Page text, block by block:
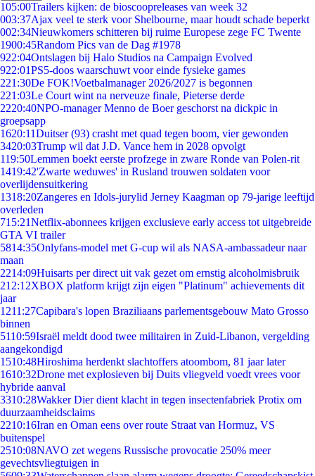
105:00Trailers kijken: de bioscoopreleases van week 32
003:37Ajax veel te sterk voor Shelbourne, maar houdt schade beperkt
002:34Nieuwkomers schitteren bij ruime Europese zege FC Twente
1900:45Random Pics van de Dag #1978
922:04Ontslagen bij Halo Studios na Campaign Evolved
922:01PS5-doos waarschuwt voor einde fysieke games
221:30De FOK!Voetbalmanager 2026/2027 is begonnen
221:03Le Court wint na nerveuze finale, Pieterse derde
2220:40NPO-manager Menno de Boer geschorst na dickpic in
groepsapp
1620:11Duitser (93) crasht met quad tegen boom, vier gewonden
3420:03Trump wil dat J.D. Vance hem in 2028 opvolgt
119:50Lemmen boekt eerste profzege in zware Ronde van Polen-rit
1419:42'Zwarte weduwes' in Rusland trouwen soldaten voor
overlijdensuitkering
1318:20Zangeres en Idols-jurylid Jerney Kaagman op 79-jarige leeftijd
overleden
715:21Netflix-abonnees krijgen exclusieve early access tot uitgebreide
GTA VI trailer
5814:35Onlyfans-model met G-cup wil als NASA-ambassadeur naar
maan
2214:09Huisarts per direct uit vak gezet om ernstig alcoholmisbruik
212:12XBOX platform krijgt zijn eigen "Platinum" achievements dit
jaar
1211:27Capibara's lopen Braziliaans parlementsgebouw Mato Grosso
binnen
5110:59Israël meldt dood twee militairen in Zuid-Libanon, vergelding
aangekondigd
1510:48Hiroshima herdenkt slachtoffers atoombom, 81 jaar later
1610:32Drone met explosieven bij Duits vliegveld voedt vrees voor
hybride aanval
3310:28Wakker Dier dient klacht in tegen insectenfabriek Protix om
duurzaamheidsclaims
2210:16Iran en Oman eens over route Straat van Hormuz, VS
buitenspel
2510:08NAVO zet wegens Russische provocatie 250% meer
gevechtsvliegtuigen in